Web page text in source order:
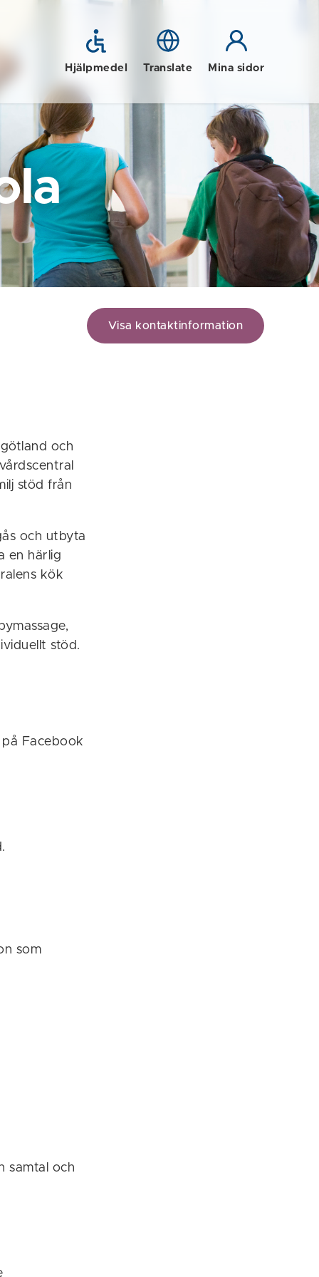
Hjälpmedel Translate Mina sidor
Visa kontaktinformation
och
stöd från
och utbyta
en härlig
kök
stöd.
Facebook
som
samtal och